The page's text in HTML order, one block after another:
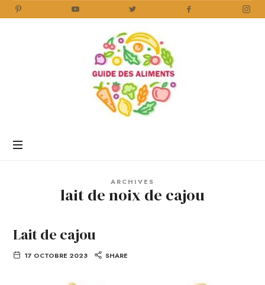
Aliments
ARCHIVES
lait de noix de cajou
Lait de cajou
17 OCTOBRE 2023 SHARE